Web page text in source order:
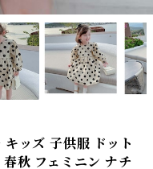
キッズ 子供服 ドット
秋 フェミニン ナチ